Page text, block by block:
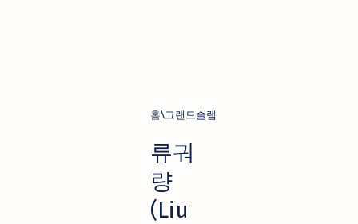
홈 그랜드슬램
류궈
량
(Liu